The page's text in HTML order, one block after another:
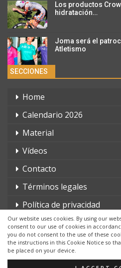
Our website uses cookies. By using our
consent to our use of cookies in
you do not consent to the use of these
the instructions in this Cookie Notice so
be placed on your device.
Los productos
hidratación…
Joma será el
Atletismo
SECCIONES
Home
Calendario 2026
Material
Vídeos
Contacto
Términos legales
Política de privacidad
© 2026 - triatlonchannel.com.
Página web creada